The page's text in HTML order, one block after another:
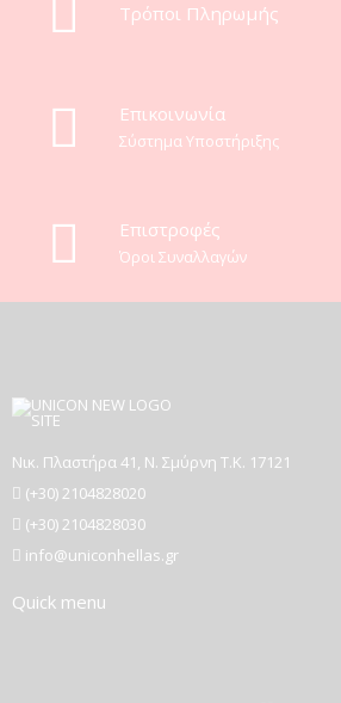
Τρόποι Πληρωμής
Eπικοινωνία
Σύστημα Υποστήριξης
Επιστροφές
Όροι Συναλλαγών
Νικ. Πλαστήρα 41, Ν. Σμύρνη T.K. 17121
(+30) 2104828020
(+30) 2104828030
info@uniconhellas.gr
Quick menu